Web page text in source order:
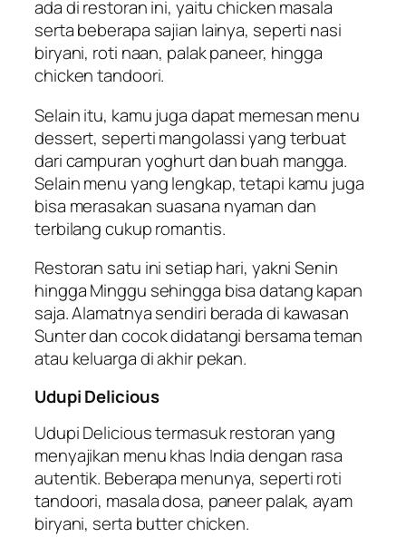
ada di restoran ini, yaitu chicken masala
serta beberapa sajian lainya, seperti nasi
biryani, roti naan, palak paneer, hingga
chicken tandoori.
Selain itu, kamu juga dapat memesan menu
dessert, seperti mangolassi yang terbuat
dari campuran yoghurt dan buah mangga.
Selain menu yang lengkap, tetapi kamu juga
bisa merasakan suasana nyaman dan
terbilang cukup romantis.
Restoran satu ini setiap hari, yakni Senin
hingga Minggu sehingga bisa datang kapan
saja. Alamatnya sendiri berada di kawasan
Sunter dan cocok didatangi bersama teman
atau keluarga di akhir pekan.
Udupi Delicious
Udupi Delicious termasuk restoran yang
menyajikan menu khas India dengan rasa
autentik. Beberapa menunya, seperti roti
tandoori, masala dosa, paneer palak, ayam
biryani, serta butter chicken.